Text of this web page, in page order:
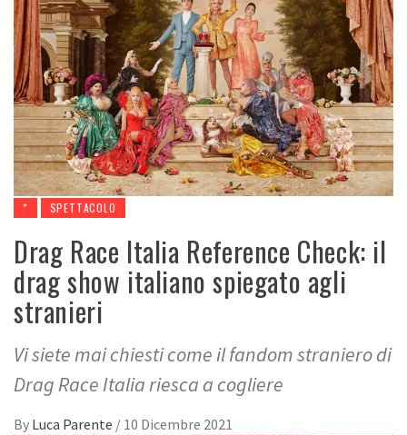
* SPETTACOLO
Drag Race Italia Reference Check: il
drag show italiano spiegato agli
stranieri
Vi siete mai chiesti come il fandom straniero di
Drag Race Italia riesca a cogliere
By Luca Parente / 10 Dicembre 2021